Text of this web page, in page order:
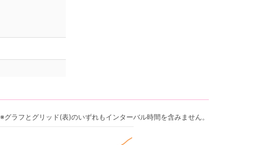
※グラフとグリッド(表)のいずれもインターバル時間を含みません。